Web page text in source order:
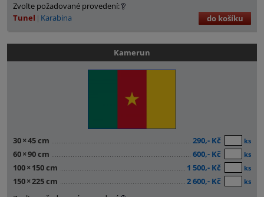
Zvolte požadované provedení:
Tunel
Karabina do košíku
Kamerun
30×45 cm 290,- Kč ks
60×90 cm 600,- Kč ks
100× 150 cm 1 500,- Kč ks
150×225 cm 2 600,- Kč ks